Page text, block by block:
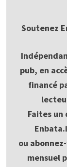
Soutenez
pub, en
financé
Faites un
ou
mensuel